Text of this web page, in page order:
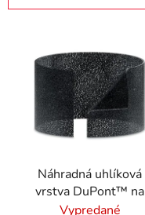
Náhradná uhlíková
vrstva DuPont™ na
čističku vzduchu LEITZ
Vypredané